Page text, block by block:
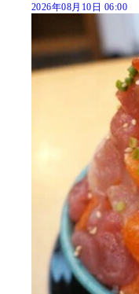
2026年08月10日 06:00